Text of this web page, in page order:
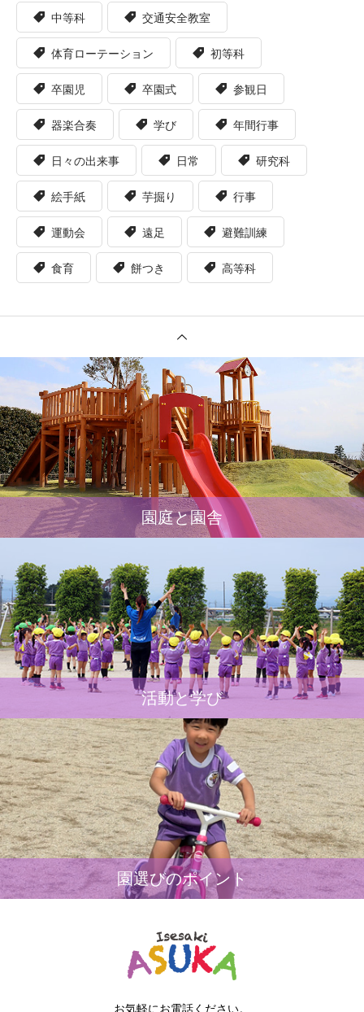
中等科 交通安全教室
体育ローテーション 初等科
卒園児 卒園式 参観日
器楽合奏 学び 年間行事
日々の出来事 日常 研究科
絵手紙 芋掘り 行事
運動会 遠足 避難訓練
食育 餅つき 高等科
園庭と園舎
活動と学び
園選びのポイント
お気軽にお電話ください。